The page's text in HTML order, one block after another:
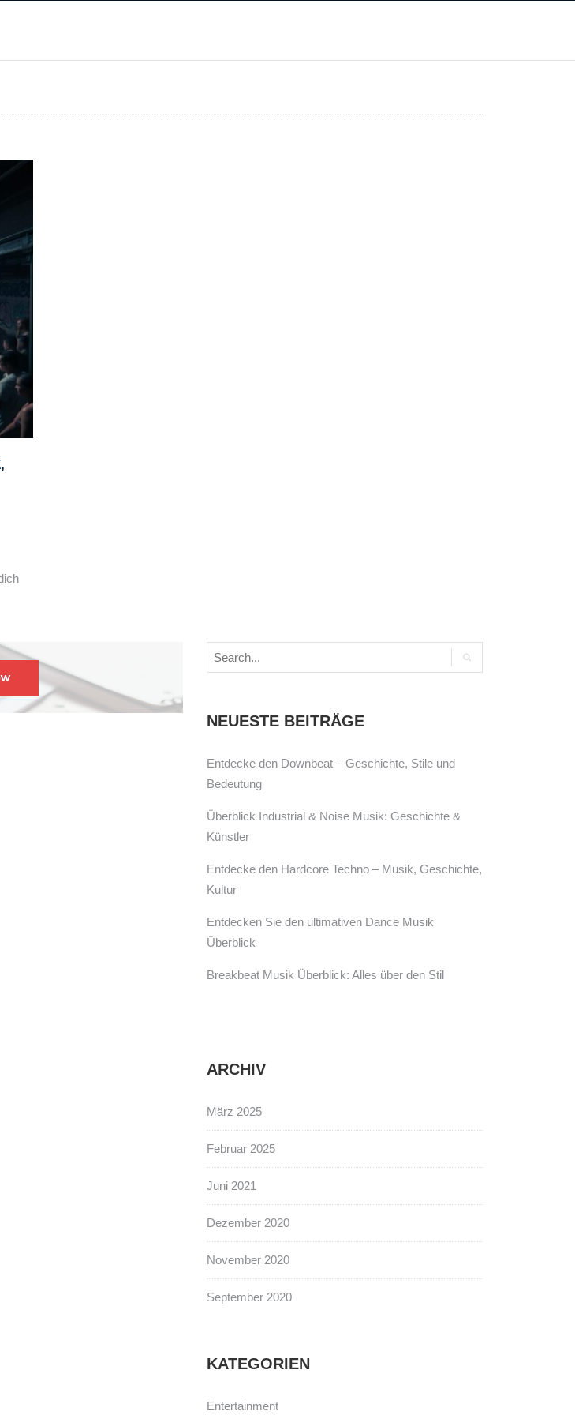
NEUESTE BEITRÄGE
Entdecke den Downbeat – Geschichte, Stile und
Bedeutung
Überblick Industrial & Noise Musik: Geschichte &
Künstler
Entdecke den Hardcore Techno – Musik, Geschichte,
Kultur
Entdecken Sie den ultimativen Dance Musik
Überblick
Breakbeat Musik Überblick: Alles über den Stil
ARCHIV
März 2025
Februar 2025
Juni 2021
Dezember 2020
November 2020
September 2020
KATEGORIEN
Entertainment